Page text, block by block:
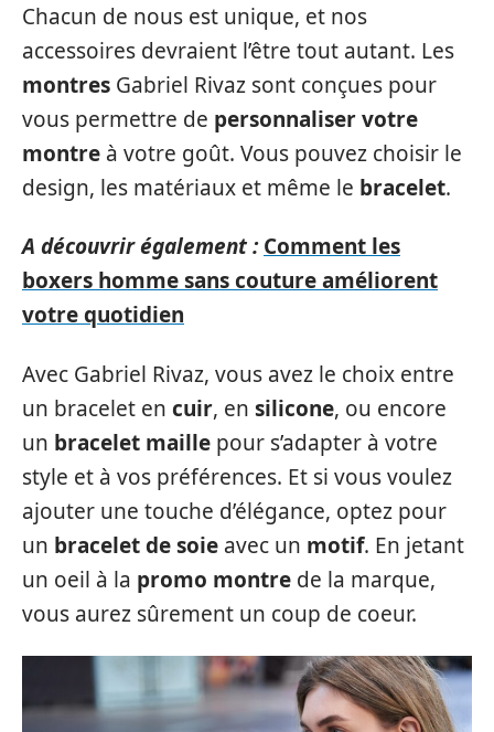
Chacun de nous est unique, et nos
accessoires devraient l’être tout autant. Les
montres Gabriel Rivaz sont conçues pour
vous permettre de personnaliser votre
montre à votre goût. Vous pouvez choisir le
design, les matériaux et même le bracelet.
A découvrir également : Comment les
boxers homme sans couture améliorent
votre quotidien
Avec Gabriel Rivaz, vous avez le choix entre
un bracelet en cuir, en silicone, ou encore
un bracelet maille pour s’adapter à votre
style et à vos préférences. Et si vous voulez
ajouter une touche d’élégance, optez pour
un bracelet de soie avec un motif. En jetant
un oeil à la promo montre de la marque,
vous aurez sûrement un coup de coeur.